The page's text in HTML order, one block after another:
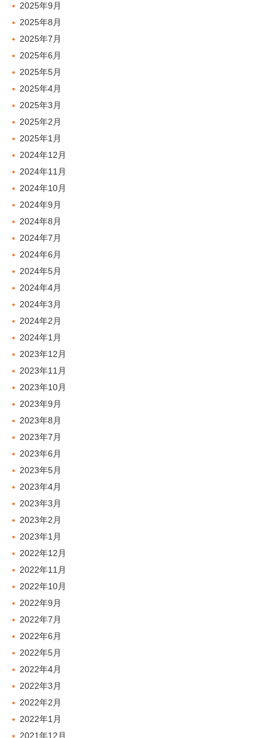
2025年9月
2025年8月
2025年7月
2025年6月
2025年5月
2025年4月
2025年3月
2025年2月
2025年1月
2024年12月
2024年11月
2024年10月
2024年9月
2024年8月
2024年7月
2024年6月
2024年5月
2024年4月
2024年3月
2024年2月
2024年1月
2023年12月
2023年11月
2023年10月
2023年9月
2023年8月
2023年7月
2023年6月
2023年5月
2023年4月
2023年3月
2023年2月
2023年1月
2022年12月
2022年11月
2022年10月
2022年9月
2022年7月
2022年6月
2022年5月
2022年4月
2022年3月
2022年2月
2022年1月
2021年12月